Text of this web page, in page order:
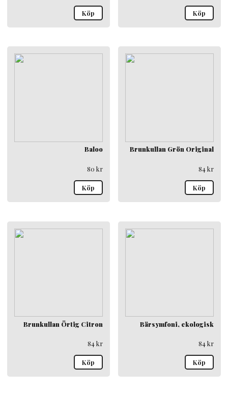
Köp Köp
Baloo
80 kr
Köp
Brunkullan Grön Original
84kr
Köp
Brunkullan Örtig Citron
84kr
Köp
Bärsymfoni, ekologisk
84kr
Köp